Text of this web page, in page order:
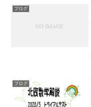
ブログ
ブログ